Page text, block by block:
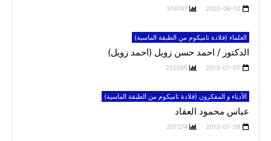
2020-06-10
376747
العلماء (قلادة تاميكوم من الطبقة الماسية)
الدكتور / احمد حسن زويل (احمد زويل)
2013-07-07
252095
الأدباء و المفكرون (قلادة تاميكوم من الطبقة الماسية)
عباس محمود العقاد
2013-07-09
207274